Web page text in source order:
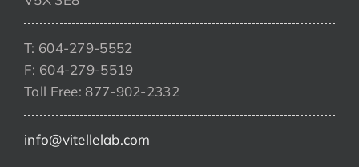
T: 604-279-5552
F: 604-279-5519
Toll Free: 877-902-2332
info@vitellelab.com